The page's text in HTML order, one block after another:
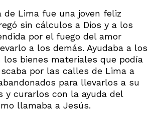
de Lima fue una joven feliz
sin cálculos a Dios y a los
por el fuego del amor
a los demás. Ayudaba a los
los bienes materiales que podía
por las calles de Lima a
para llevarlos a su
y curarlos con la ayuda del
llamaba a Jesús.